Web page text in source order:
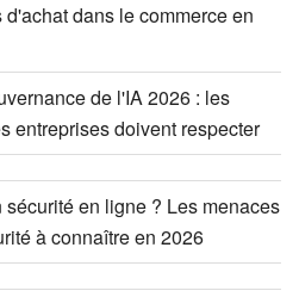
dans le commerce en
de l'IA 2026 : les
entreprises doivent respecter
sécurité en ligne ? Les menaces
à connaître en 2026